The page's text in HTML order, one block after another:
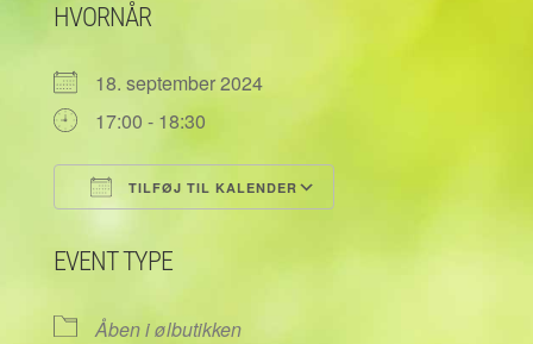
HVORNÅR
18. september 2024
17:00 - 18:30
TILFØJ TIL KALENDER
Download ICS
EVENT TYPE
Åben i ølbutikken